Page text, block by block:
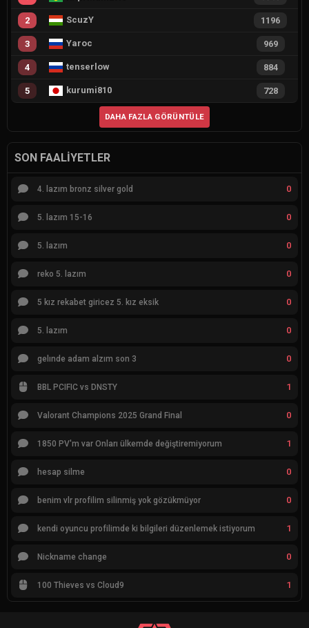
2 ScuzY 1196
3 Yaroc 969
4 tenserlow 884
5 kurumi810 728
DAHA FAZLA GÖRÜNTÜLE
SON FAALIYETLER
4. lazım bronz silver gold 0
5. lazım 15-16 0
5. lazım 0
reko 5. lazım 0
5 kız rekabet giricez 5. kız eksik 0
5. lazım 0
gelınde adam alzım son 3 0
BBL PCIFIC vs DNSTY 1
Valorant Champions 2025 Grand Final 0
1850 PV'm var Onları ülkemde değiştiremiyorum 1
hesap silme 0
benim vlr profilim silinmiş yok gözükmüyor 0
kendi oyuncu profilimde ki bilgileri düzenlemek istiyorum 1
Nickname change 0
100 Thieves vs Cloud9 1